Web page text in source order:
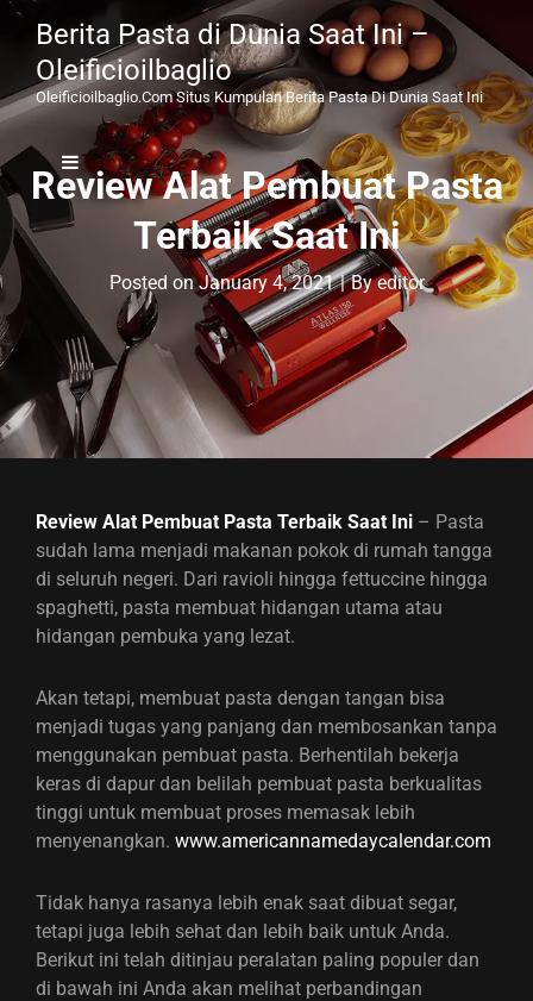
Berita Pasta di Dunia Saat Ini –
Oleificioilbaglio
Oleificioilbaglio.com Situs Kumpulan Berita Pasta Di Dunia Saat Ini
Review Alat Pembuat Pasta
Terbaik Saat Ini
Posted onJanuary 4, 2021 | ByByline
editor
Review Alat Pembuat Pasta Terbaik Saat Ini – Pasta
sudah lama menjadi makanan pokok di rumah tangga
di seluruh negeri. Dari ravioli hingga fettuccine hingga
spaghetti, pasta membuat hidangan utama atau
hidangan pembuka yang lezat.
Akan tetapi, membuat pasta dengan tangan bisa
menjadi tugas yang panjang dan membosankan tanpa
menggunakan pembuat pasta. Berhentilah bekerja
keras di dapur dan belilah pembuat pasta berkualitas
tinggi untuk membuat proses memasak lebih
menyenangkan. www.americannamedaycalendar.com
Tidak hanya rasanya lebih enak saat dibuat segar,
tetapi juga lebih sehat dan lebih baik untuk Anda.
Berikut ini telah ditinjau peralatan paling populer dan
di bawah ini Anda akan melihat perbandingan